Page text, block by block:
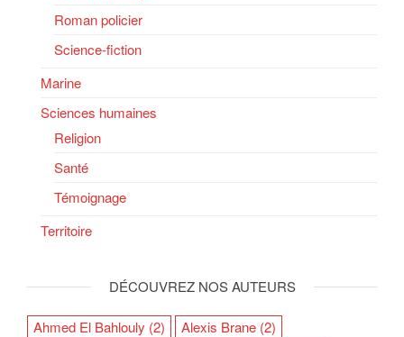
Roman policier
Science-fiction
Marine
Sciences humaines
Religion
Santé
Témoignage
Territoire
DÉCOUVREZ NOS AUTEURS
Ahmed El Bahlouly (2) Alexis Brane (2)